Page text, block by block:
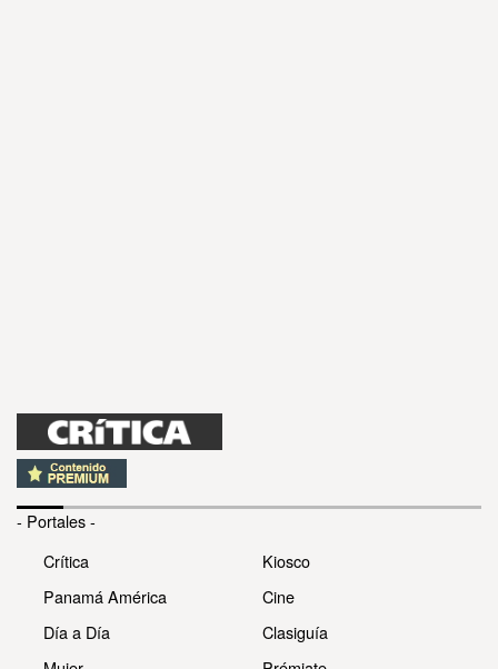
- Portales -
Crítica
Panamá América
Día a Día
Kiosco
Cine
Clasiguía